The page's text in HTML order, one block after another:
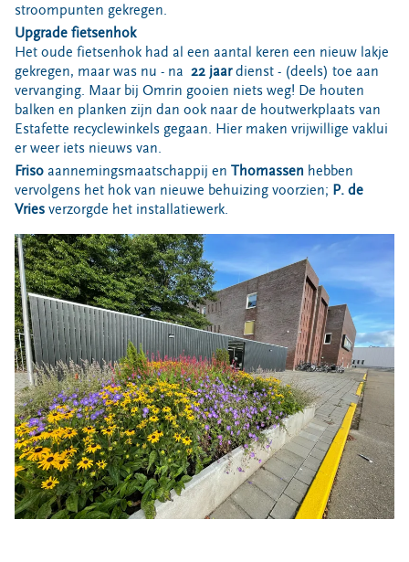
Ontdek Omrin
Over Omrin
Hier werken we aan
Ecopark De Wierde
Reststoffen Energie Centrale
Projecten
Contact
Storing, klacht of vraag
Klantenservice SYP
VeeIgestelde vragen
Pers
Locaties
Werken bij
Voor gemeenten
Voor leveranciers en bezoekers
stroompunten gekregen.
Upgrade fietsenhok
Het oude fietsenhok had al een aantal keren een nieuw lakje
gekregen, maar was nu - na 22 jaardienst - (deels) toe aan
vervanging. Maar bij Omrin gooien niets weg! De houten
balken en planken zijn dan ook naar de houtwerkplaats van
Estafette recyclewinkels gegaan. Hier maken vrijwillige vaklui
er weer iets nieuws van.
Friso aannemingsmaatschappij en Thomassen hebben
vervolgens het hok van nieuwe behuizing voorzien; P. de
Vries verzorgde het installatiewerk.